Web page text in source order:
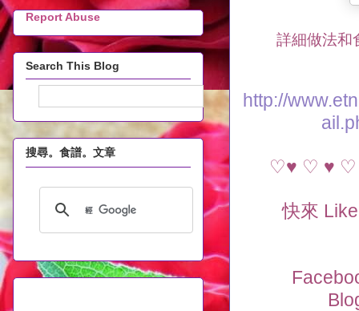
詳細做法和
http://
♡♥ ♡ ♥
快來
Report Abuse
Search This Blog
搜尋。食譜。文章